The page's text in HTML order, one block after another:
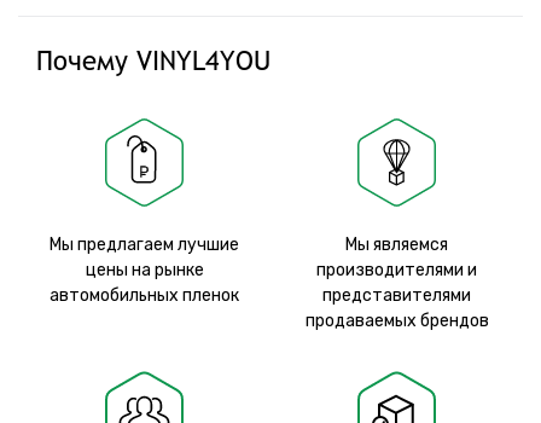
Почему VINYL4YOU
Мы предлагаем лучшие
цены на рынке
автомобильных пленок
Мы являемся
производителями и
представителями
продаваемых брендов